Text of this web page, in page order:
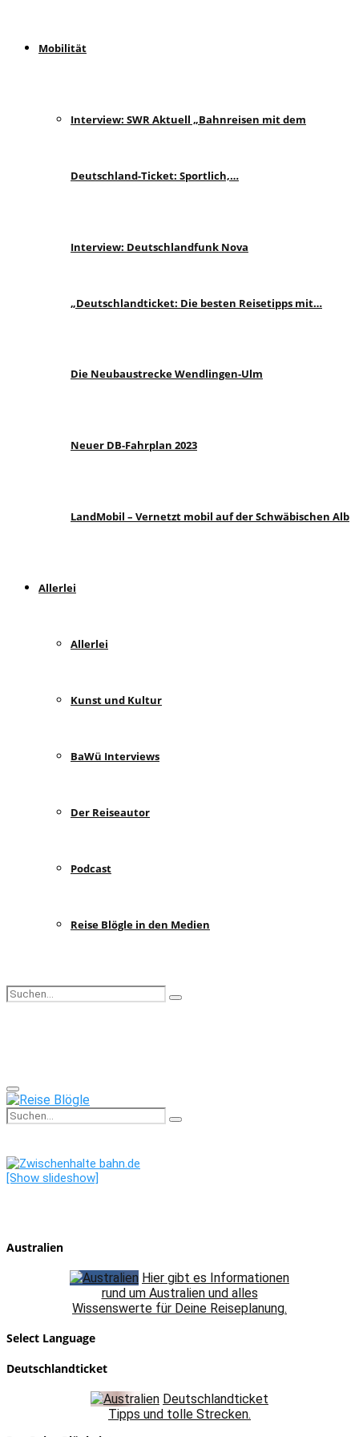
Mobilität
Interview: SWR Aktuell „Bahnreisen mit dem
Deutschland-Ticket: Sportlich,…
Interview: Deutschlandfunk Nova
„Deutschlandticket: Die besten Reisetipps mit…
Die Neubaustrecke Wendlingen-Ulm
Neuer DB-Fahrplan 2023
LandMobil – Vernetzt mobil auf der Schwäbischen Alb
Allerlei
Allerlei
Kunst und Kultur
BaWü Interviews
Der Reiseautor
Podcast
Reise Blögle in den Medien
Search
Search
Primary
Menu
Search
for:
Search
[Show slideshow]
Australien
Hier gibt es Informationen
rund um Australien und alles
Wissenswerte für Deine Reiseplanung.
Select Language
Deutschlandticket
Deutschlandticket
Tipps und tolle Strecken.